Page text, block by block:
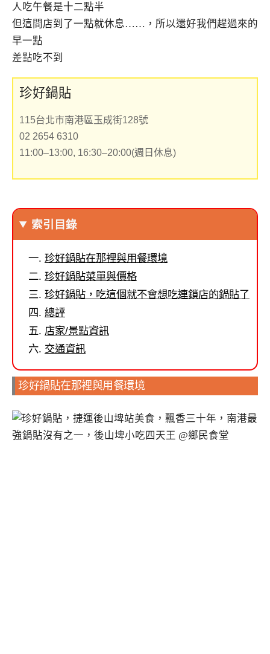
人吃午餐是十二點半
但這間店到了一點就休息……，所以還好我們趕過來的
早一點
差點吃不到
珍好鍋貼
115台北市南港區玉成街128號
02 2654 6310
11:00–13:00, 16:30–20:00(週日休息)
索引目錄
珍好鍋貼在那裡與用餐環境
珍好鍋貼菜單與價格
珍好鍋貼，吃這個就不會想吃連鎖店的鍋貼了
總評
店家/景點資訊
交通資訊
珍好鍋貼在那裡與用餐環境